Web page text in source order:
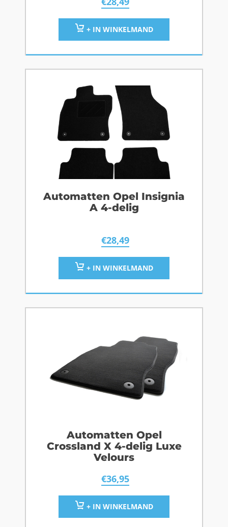
+ IN WINKELMAND
Automatten Opel Insignia
A 4-delig
€28,49
+ IN WINKELMAND
Automatten Opel
Crossland X 4-delig Luxe
Velours
€36,95
+ IN WINKELMAND